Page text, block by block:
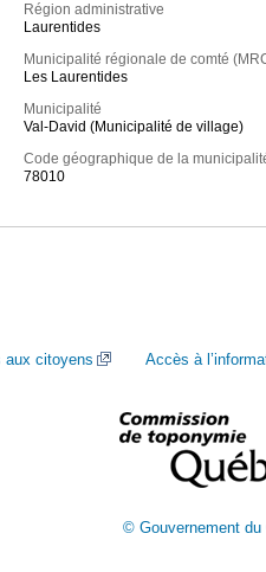
Région administrative
Laurentides
Municipalité régionale de comté
Les Laurentides
Municipalité
Val-David (Municipalité de village)
Code géographique de la
78010
aux citoyens Accès à
© Gouvernement du